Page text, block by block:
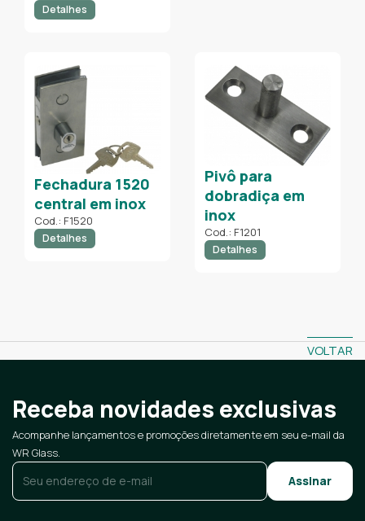
Detalhes
Fechadura 1520
central em inox
Cod.: F1520
Detalhes
Pivô para
dobradiça em
inox
Cod.: F1201
Detalhes
VOLTAR
Receba novidades exclusivas
Acompanhe lançamentos e promoções diretamente em seu e-mail da
WR Glass.
E-mail